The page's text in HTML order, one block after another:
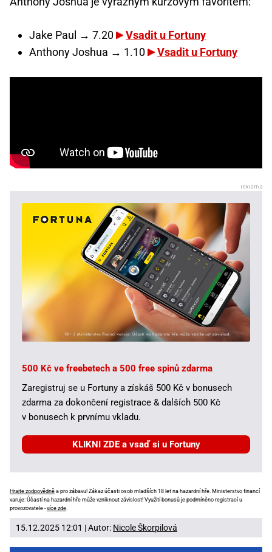
Jake Paul → 7.20
Vsadit u Fortuny
Anthony Joshua → 1.10
Vsadit u Fortuny
500 Kč ve freebetech a 500 free spinů zdarma
Zaregistruj se u Fortuny a získáš 500 Kč v bonusech
zdarma za dokončení registrace & dalších 500 Kč
v bonusech k prvnímu vkladu.
KLIKNI ZDE a vsaď si u Fortuny
Hrajte zodpovědně a pro zábavu! Zákaz účasti osob mladších 18 let na hazardní hře. Ministerstvo financí
varuje: Účastí na hazardní hře může vzniknout závislost! Využití bonusů je podmíněno registrací u
provozovatele -více zde
15.12.2025 12:01 | Autor: Nicole Škorpilová